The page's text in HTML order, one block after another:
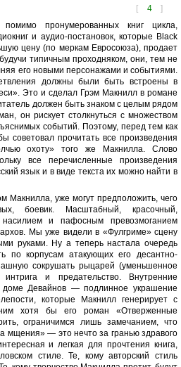
[ 4 ]
пронумерованных книг цикла,
и аудио-постановок, которые Black
цену (по меркам Евросоюза), продает
типичным проходняком, они, тем не
его новыми персонажами и событиями.
должны были быть встроены в
Это и сделал Грэм Макнилл в романе
должен быть знаком с целым рядом
он рискует столкнуться с множеством
событий. Поэтому, перед тем как
советовал прочитать все произведения
охоту» того же Макнилла. Слово
все перечисленные произведения
язык и в виде текста их можно найти в
Макнилла, уже могут предположить, чего
боевик. Масштабный, красочный,
и пафосным превозмоганием
Мы уже видели в «Фулгриме» сцену
руками. Ну а теперь настала очередь
по корпусам атакующих его десантно-
сокрушать рыцарей (уменьшенное
и предательство. Внутренние
доме Девайнов — подлинное украшение
которые Макнилл генерирует с
хотя бы его роман «Отверженные
ограничимся лишь замечанием, что
мщения» — это нечто за гранью здравого
и легкая для прочтения книга,
стиле. Те, кому авторский стиль